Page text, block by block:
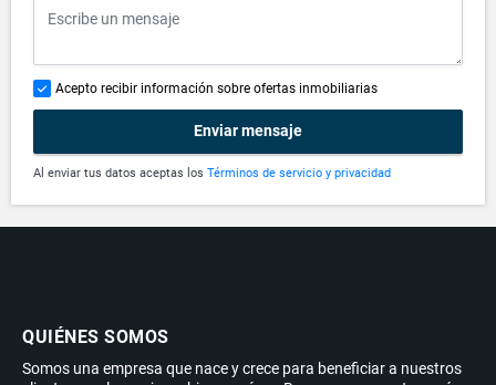
Acepto recibir información sobre ofertas inmobiliarias
Enviar mensaje
Al enviar tus datos aceptas los Términos de servicio y privacidad
QUIÉNES SOMOS
Somos una empresa que nace y crece para beneficiar a nuestros